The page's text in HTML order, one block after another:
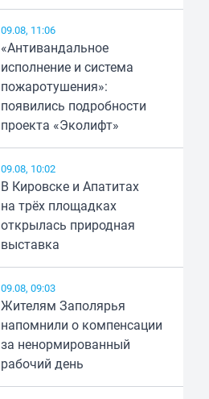
09.08, 11:06
«Антивандальное
исполнение и система
пожаротушения»:
появились подробности
проекта «Эколифт»
09.08, 10:02
В Кировске и Апатитах
на трёх площадках
открылась природная
выставка
09.08, 09:03
Жителям Заполярья
напомнили о компенсации
за ненормированный
рабочий день